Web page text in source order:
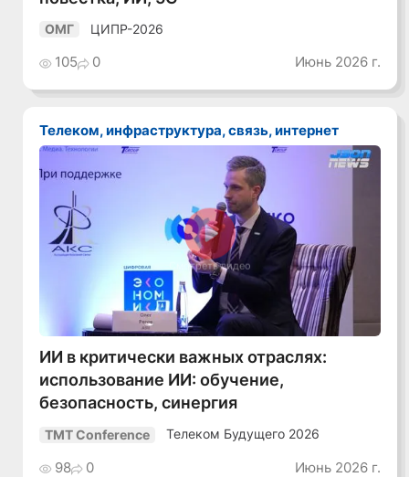
ОМГ ЦИПР-2026
105 0 Июнь 2026 г.
Телеком, инфраструктура, связь, интернет
Смотреть видео
ИИ в критически важных отраслях:
использование ИИ: обучение,
безопасность, синергия
TMT Conference Телеком Будущего 2026
98 0 Июнь 2026 г.